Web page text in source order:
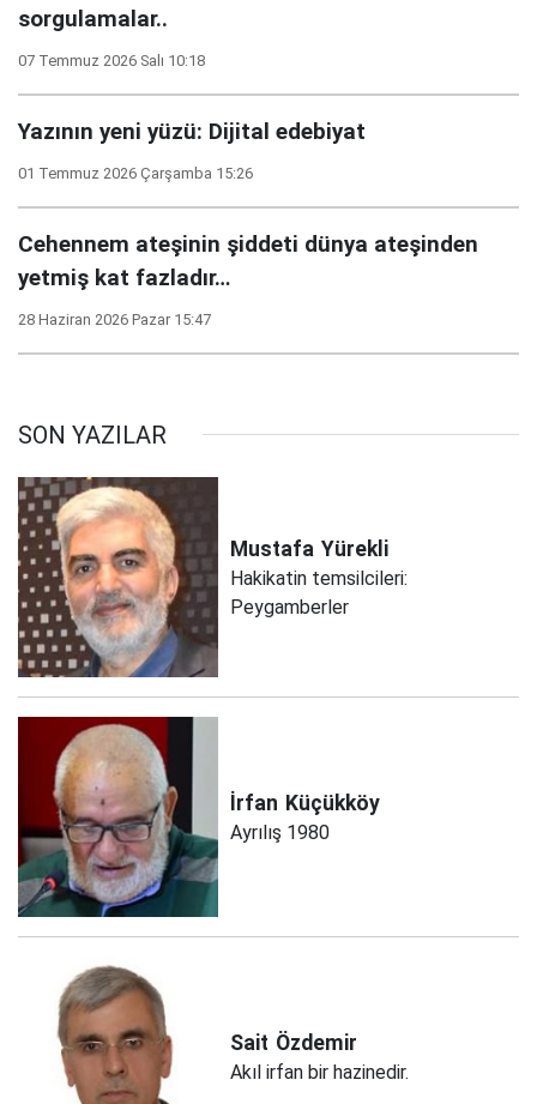
sorgulamalar..
07 Temmuz 2026 Salı 10:18
Yazının yeni yüzü: Dijital edebiyat
01 Temmuz 2026 Çarşamba 15:26
Cehennem ateşinin şiddeti dünya ateşinden
yetmiş kat fazladır…
28 Haziran 2026 Pazar 15:47
SON YAZILAR
Mustafa Yürekli
Hakikatin temsilcileri:
Peygamberler
İrfan Küçükköy
Ayrılış 1980
Sait Özdemir
Akıl irfan bir hazinedir.